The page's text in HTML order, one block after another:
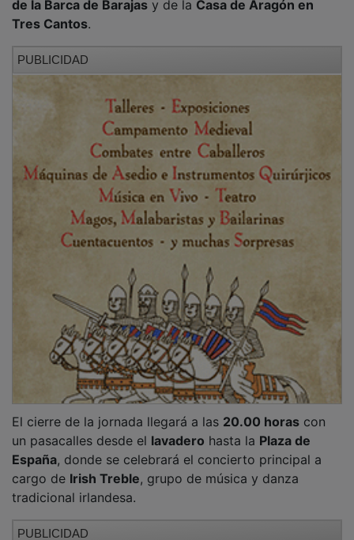
El cierre de la jornada llegará a las
un pasacalles desde el lavadero hasta la
España
, donde se celebrará el concierto principal a
Irish Treble, grupo de música y danza
tradicional irlandesa.
PUBLICIDAD